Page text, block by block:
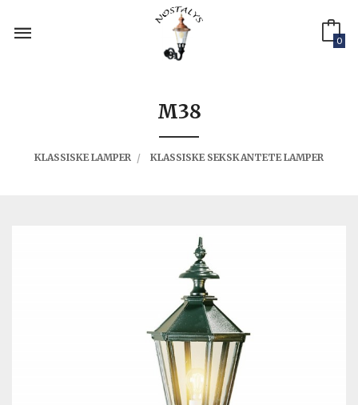
innholdet
0
M38
KLASSISKE LAMPER KLASSISKE SEKSKANTETE LAMPER